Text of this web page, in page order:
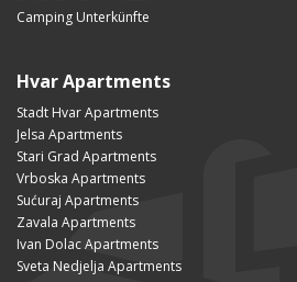
Camping Unterkünfte
Hvar Apartments
Stadt Hvar Apartments
Jelsa Apartments
Stari Grad Apartments
Vrboska Apartments
Sućuraj Apartments
Zavala Apartments
Ivan Dolac Apartments
Sveta Nedjelja Apartments